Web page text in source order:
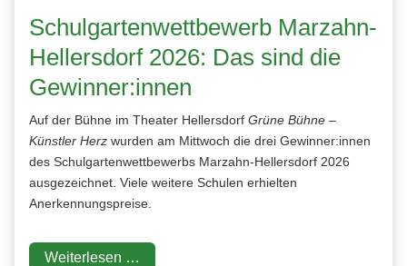
Schulgartenwettbewerb Marzahn-
Hellersdorf 2026: Das sind die
Gewinner:innen
Auf der Bühne im Theater HellersdorfGrüne Bühne –
Künstler Herz wurden am Mittwoch die drei Gewinner:innen
des Schulgartenwettbewerbs Marzahn-Hellersdorf 2026
ausgezeichnet. Viele weitere Schulen erhielten
Anerkennungspreise.
Weiterlesen …